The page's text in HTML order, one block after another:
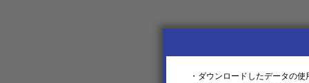
・ダウンロードしたデータの